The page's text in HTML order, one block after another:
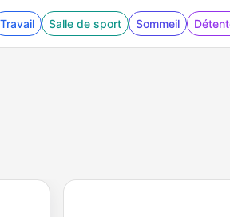
Travail Salle de sport Sommeil